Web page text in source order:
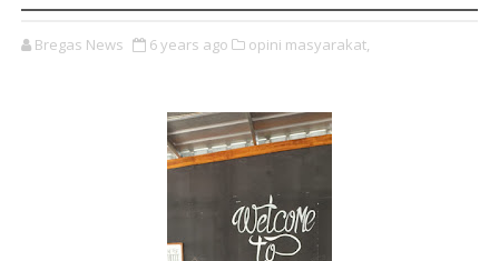
Bregas News 6 years ago opini masyarakat,